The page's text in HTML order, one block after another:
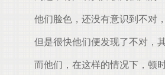
他们脸色，还没有意识到不对
但是很快他们便发现了不对，
而他们，在这样的情况下，顿